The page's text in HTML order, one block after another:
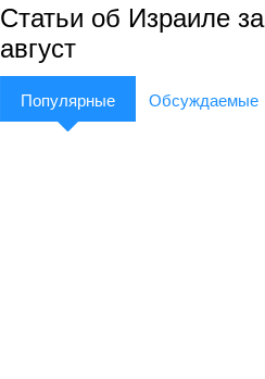
Статьи об Израиле за
август
Популярные Обсуждаемые